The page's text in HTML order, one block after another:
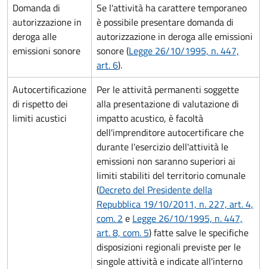
Domanda di
autorizzazione in
deroga alle
emissioni sonore
Se l'attività ha carattere temporaneo
è possibile presentare domanda di
autorizzazione in deroga alle emissioni
sonore (Legge 26/10/1995, n. 447,
art. 6).
Autocertificazione
di rispetto dei
limiti acustici
Per le attività permanenti soggette
alla presentazione di valutazione di
impatto acustico, è facoltà
dell'imprenditore autocertificare che
durante l'esercizio dell'attività le
emissioni non saranno superiori ai
limiti stabiliti del territorio comunale
(Decreto del Presidente della
Repubblica 19/10/2011, n. 227, art. 4,
com. 2 e Legge 26/10/1995, n. 447,
art. 8, com. 5) fatte salve le specifiche
disposizioni regionali previste per le
singole attività e indicate all'interno